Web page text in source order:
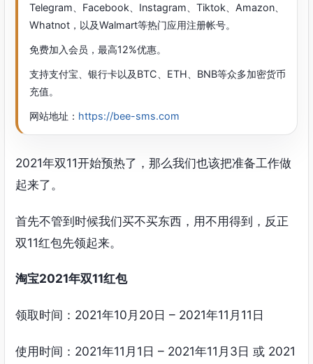
Telegram、Facebook、Instagram、Tiktok、Amazon、
Whatnot，以及Walmart等热门应用注册帐号。
免费加入会员，最高12%优惠。
支持支付宝、银行卡以及BTC、ETH、BNB等众多加密货币
充值。
网站地址： https://bee-sms.com
2021年双11开始预热了，那么我们也该把准备工作做
起来了。
首先不管到时候我们买不买东西，用不用得到，反正
双11红包先领起来。
淘宝2021年双11红包
领取时间：2021年10月20日 – 2021年11月11日
使用时间：2021年11月1日 – 2021年11月3日 或 2021